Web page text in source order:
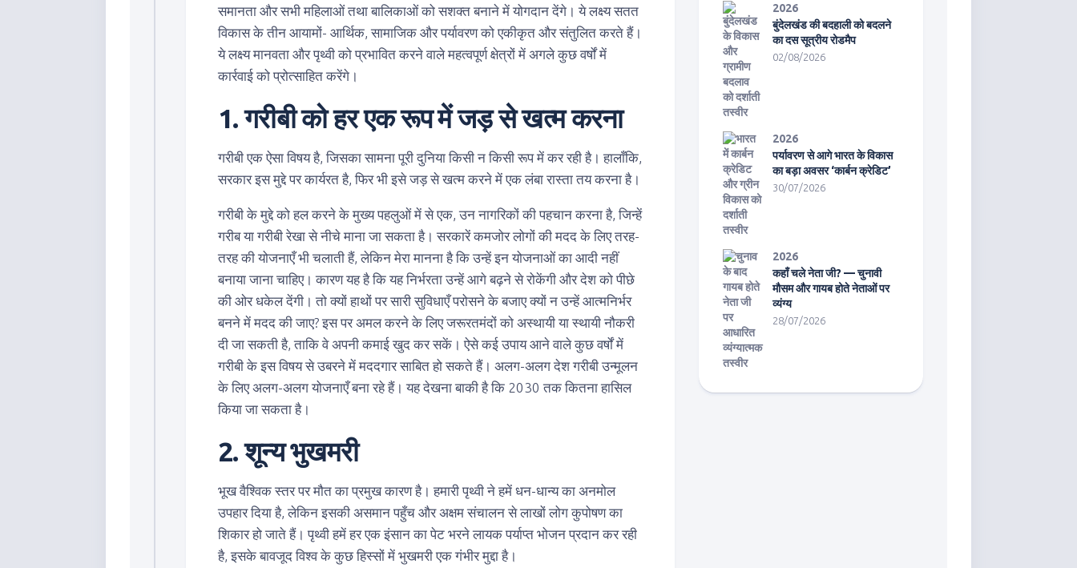
समानता और सभी महिलाओं तथा बालिकाओं को सशक्त बनाने में योगदान देंगे। ये लक्ष्य सतत
विकास के तीन आयामों- आर्थिक, सामाजिक और पर्यावरण को एकीकृत और संतुलित करते हैं।
ये लक्ष्य मानवता और पृथ्वी को प्रभावित करने वाले महत्वपूर्ण क्षेत्रों में अगले कुछ वर्षों में
कार्रवाई को प्रोत्साहित करेंगे।
1. गरीबी को हर एक रूप में जड़ से खत्म करना
गरीबी एक ऐसा विषय है, जिसका सामना पूरी दुनिया किसी न किसी रूप में कर रही है। हालाँकि,
सरकार इस मुद्दे पर कार्यरत है, फिर भी इसे जड़ से खत्म करने में एक लंबा रास्ता तय करना है।
गरीबी के मुद्दे को हल करने के मुख्य पहलुओं में से एक, उन नागरिकों की पहचान करना है, जिन्हें
गरीब या गरीबी रेखा से नीचे माना जा सकता है। सरकारें कमजोर लोगों की मदद के लिए तरह-
तरह की योजनाएँ भी चलाती हैं, लेकिन मेरा मानना है कि उन्हें इन योजनाओं का आदी नहीं
बनाया जाना चाहिए। कारण यह है कि यह निर्भरता उन्हें आगे बढ़ने से रोकेंगी और देश को पीछे
की ओर धकेल देंगी। तो क्यों हाथों पर सारी सुविधाएँ परोसने के बजाए क्यों न उन्हें आत्मनिर्भर
बनने में मदद की जाए? इस पर अमल करने के लिए जरूरतमंदों को अस्थायी या स्थायी नौकरी
दी जा सकती है, ताकि वे अपनी कमाई खुद कर सकें। ऐसे कई उपाय आने वाले कुछ वर्षों में
गरीबी के इस विषय से उबरने में मददगार साबित हो सकते हैं। अलग-अलग देश गरीबी उन्मूलन
के लिए अलग-अलग योजनाएँ बना रहे हैं। यह देखना बाकी है कि 2030 तक कितना हासिल
किया जा सकता है।
2. शून्य भुखमरी
भूख वैश्विक स्तर पर मौत का प्रमुख कारण है। हमारी पृथ्वी ने हमें धन-धान्य का अनमोल
उपहार दिया है, लेकिन इसकी असमान पहुँच और अक्षम संचालन से लाखों लोग कुपोषण का
शिकार हो जाते हैं। पृथ्वी हमें हर एक इंसान का पेट भरने लायक पर्याप्त भोजन प्रदान कर रही
है, इसके बावजूद विश्व के कुछ हिस्सों में भुखमरी एक गंभीर मुद्दा है।
2026
बुंदेलखंड की बदहाली को बदलने
का दस सूत्रीय रोडमैप
02/08/2026
2026
पर्यावरण से आगे भारत के विकास
का बड़ा अवसर ‘कार्बन क्रेडिट’
30/07/2026
2026
कहाँ चले नेता जी? — चुनावी
मौसम और गायब होते नेताओं पर
व्यंग्य
28/07/2026